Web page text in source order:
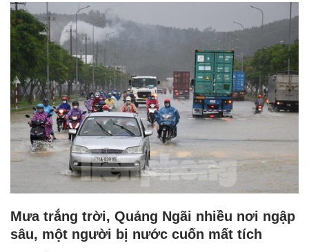
Mưa trắng trời, Quảng Ngãi nhiều nơi ngập
sâu, một người bị nước cuốn mất tích